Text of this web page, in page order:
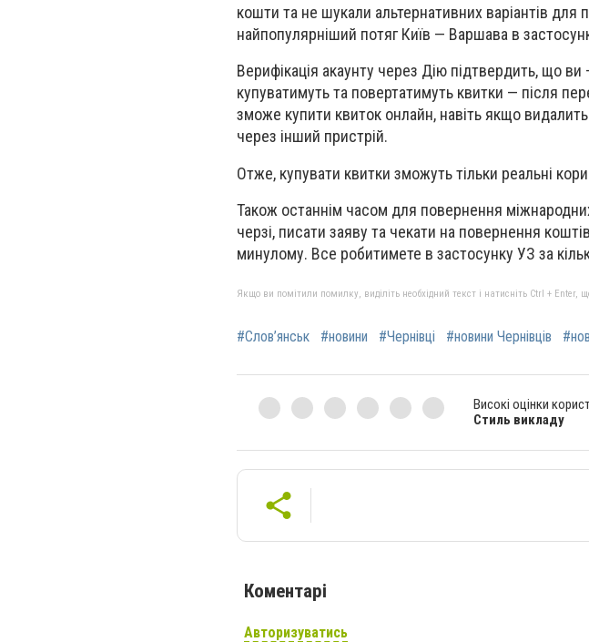
кошти та не шукали альтернативних варіантів для
найпопулярніший потяг Київ — Варшава в
Верифікація акаунту через Дію підтвердить, що
купуватимуть та повертатимуть квитки — після
зможе купити квиток онлайн, навіть якщо
через інший пристрій.
Отже, купувати квитки зможуть тільки реальні
Також останнім часом для повернення
черзі, писати заяву та чекати на повернення
минулому. Все робитимете в застосунку УЗ за
Якщо ви помітили помилку, виділіть необхідний текст і натисніть Ctrl + Enter,
#Слов’янськ #новини #Чернівці #новини Чернівців
Високі оцінки
Стиль викладу
Коментарі
Авторизуватись